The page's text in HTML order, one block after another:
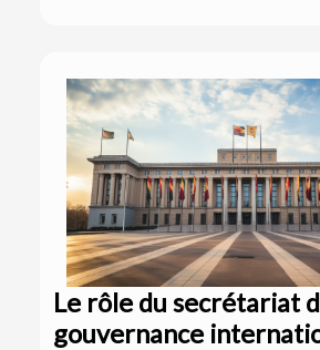
Le rôle du secrétariat
gouvernance